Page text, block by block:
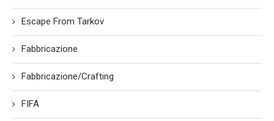
Escape From Tarkov
Fabbricazione
Fabbricazione/Crafting
FIFA